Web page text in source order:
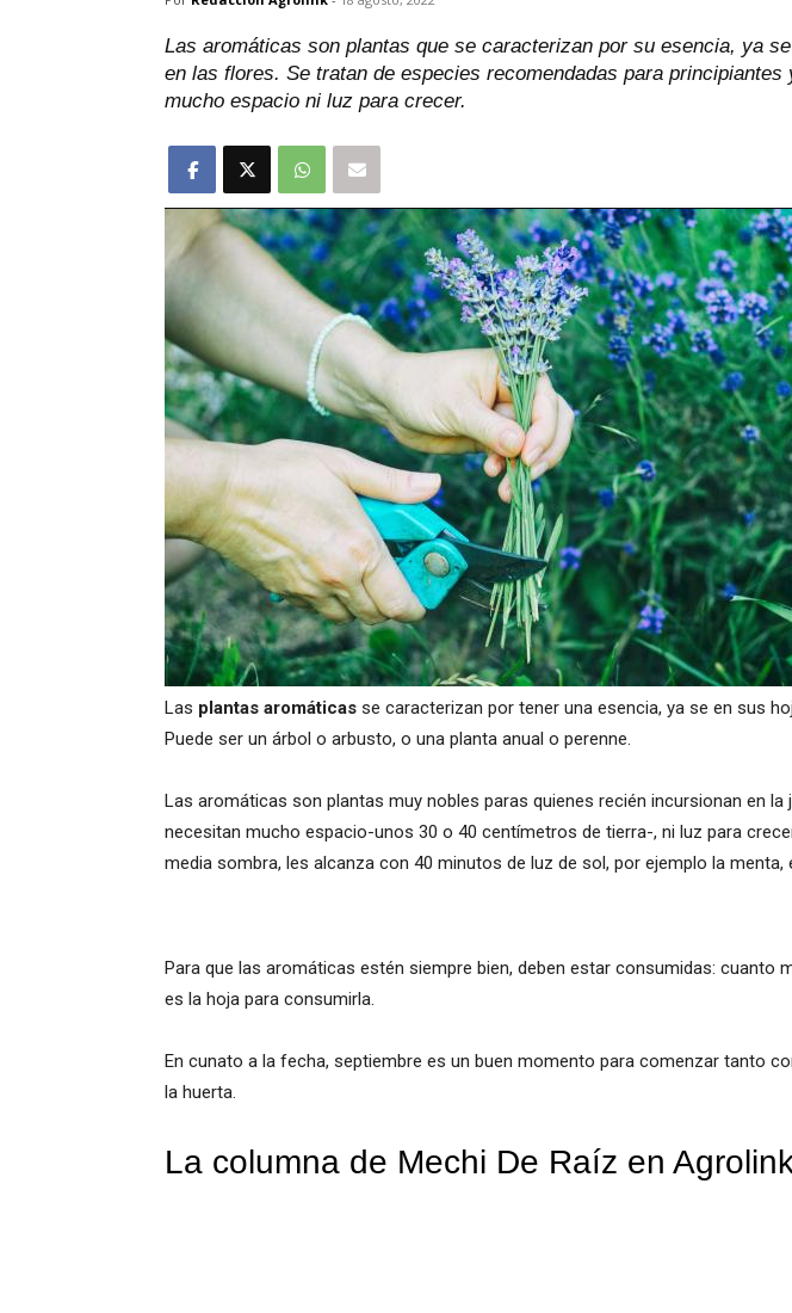
Las aromáticas son plantas que se caracterizan por su esencia, ya
en las flores. Se tratan de especies recomendadas para principiantes
mucho espacio ni luz para crecer.
Las plantas aromáticas se caracterizan por tener una esencia, ya se en sus
Puede ser un árbol o arbusto, o una planta anual o perenne.
Las aromáticas son plantas muy nobles paras quienes recién incursionan en la
necesitan mucho espacio-unos 30 o 40 centímetros de tierra-, ni luz para
media sombra, les alcanza con 40 minutos de luz de sol, por ejemplo la menta,
Para que las aromáticas estén siempre bien, deben estar consumidas: cuanto
es la hoja para consumirla.
En cunato a la fecha, septiembre es un buen momento para comenzar tanto
la huerta.
La columna de Mechi De Raíz en